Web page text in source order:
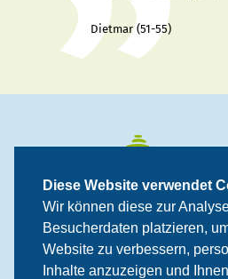
Diese Website verwendet
Wir können diese zur
Besucherdaten platzieren,
Website zu verbessern,
Inhalte anzuzeigen und
Dietmar (51-55)
Fischerweg 7.A-